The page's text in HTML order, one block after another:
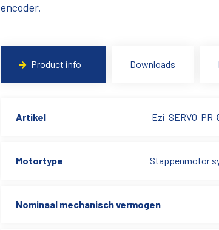
encoder.
Product info Downloads
Artikel Ezi-SERVO-
Motortype Stappenmotor
Nominaal mechanisch vermogen